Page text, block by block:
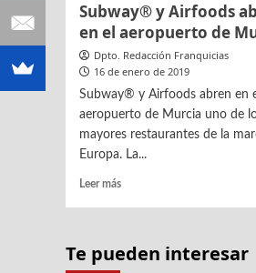
Subway® y Airfoods
en el aeropuerto de
Dpto. Redacción Franquicias
16 de enero de 2019
Subway® y Airfoods abren en
aeropuerto de Murcia uno de
mayores restaurantes de la
Europa. La...
Leer másLeer
y
Te pueden interesar